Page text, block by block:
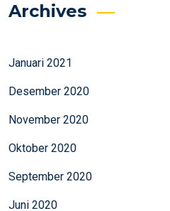
Archives
Januari 2021
Desember 2020
November 2020
Oktober 2020
September 2020
Juni 2020